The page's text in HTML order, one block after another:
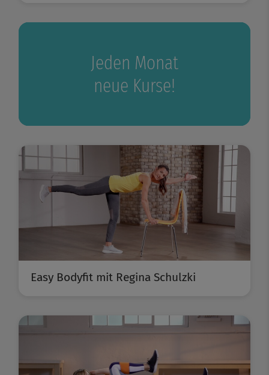
Jeden Monat
neue Kurse!
Easy Bodyfit mit Regina Schulzki